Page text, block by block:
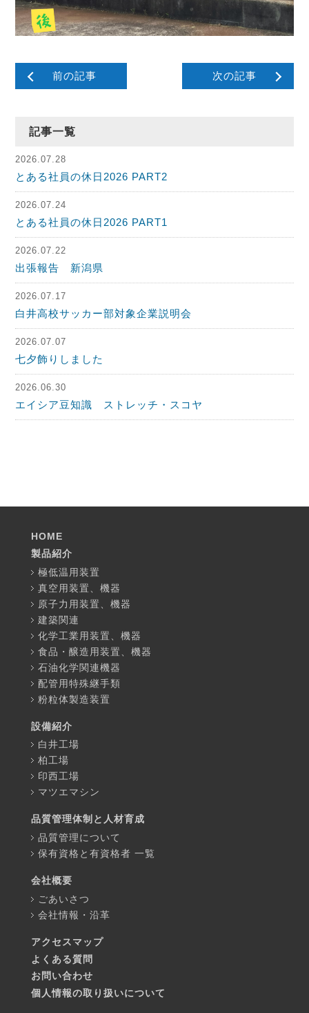
前の記事 次の記事
記事一覧
2026.07.28
とある社員の休日2026 PART2
2026.07.24
とある社員の休日2026 PART1
2026.07.22
出張報告 新潟県
2026.07.17
白井高校サッカー部対象企業説明会
2026.07.07
七夕飾りしました
2026.06.30
エイシア豆知識 ストレッチ・スコヤ
HOME
製品紹介
極低温用装置
真空用装置、機器
原子力用装置、機器
建築関連
化学工業用装置、機器
食品・醸造用装置、機器
石油化学関連機器
配管用特殊継手類
粉粒体製造装置
設備紹介
白井工場
柏工場
印西工場
マツエマシン
品質管理体制と人材育成
品質管理について
保有資格と有資格者 一覧
会社概要
ごあいさつ
会社情報・沿革
アクセスマップ
よくある質問
お問い合わせ
個人情報の取り扱いについて